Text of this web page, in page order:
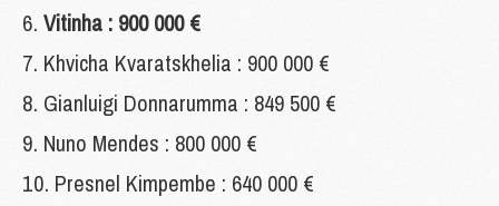
Vitinha : 900 000 €
Khvicha Kvaratskhelia : 900 000 €
Gianluigi Donnarumma : 849 500 €
Nuno Mendes : 800 000 €
Presnel Kimpembe : 640 000 €